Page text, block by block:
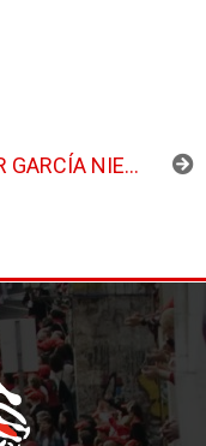
JAVIER GARCÍA NIETO, CONFIRMADO EN EL CARGO